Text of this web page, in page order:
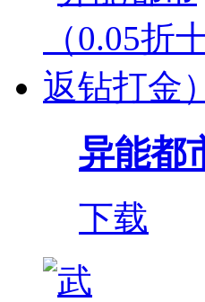
异能都
下载